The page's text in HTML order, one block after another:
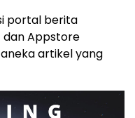
portal berita
dan Appstore
artikel yang